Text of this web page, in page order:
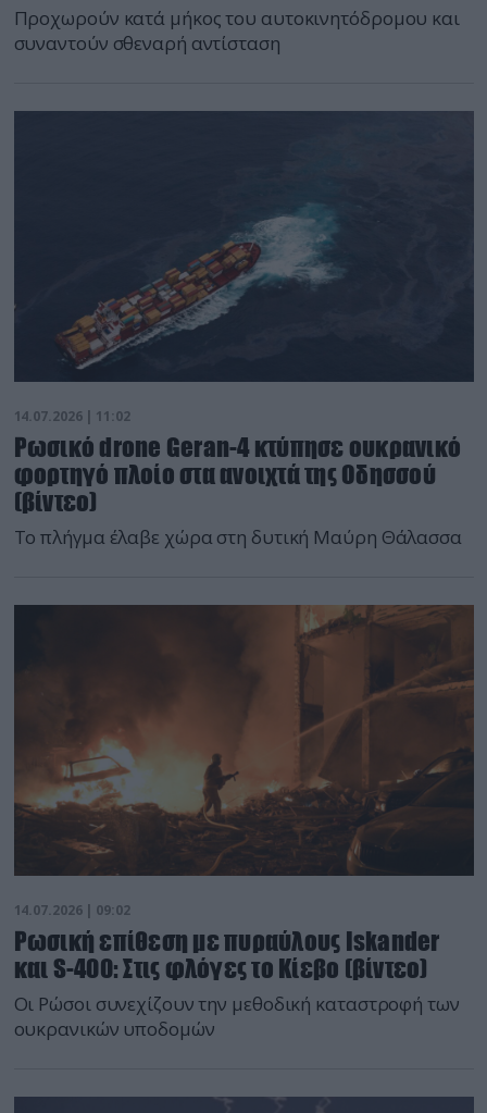
Προχωρούν κατά μήκος του αυτοκινητόδρομου και
συναντούν σθεναρή αντίσταση
14.07.2026 | 11:02
Ρωσικό drone Geran-4 κτύπησε ουκρανικό
φορτηγό πλοίο στα ανοιχτά της Οδησσού
(βίντεο)
Το πλήγμα έλαβε χώρα στη δυτική Μαύρη Θάλασσα
14.07.2026 | 09:02
Ρωσική επίθεση με πυραύλους Iskander
και S-400: Στις φλόγες το Κίεβο (βίντεο)
Οι Ρώσοι συνεχίζουν την μεθοδική καταστροφή των
ουκρανικών υποδομών